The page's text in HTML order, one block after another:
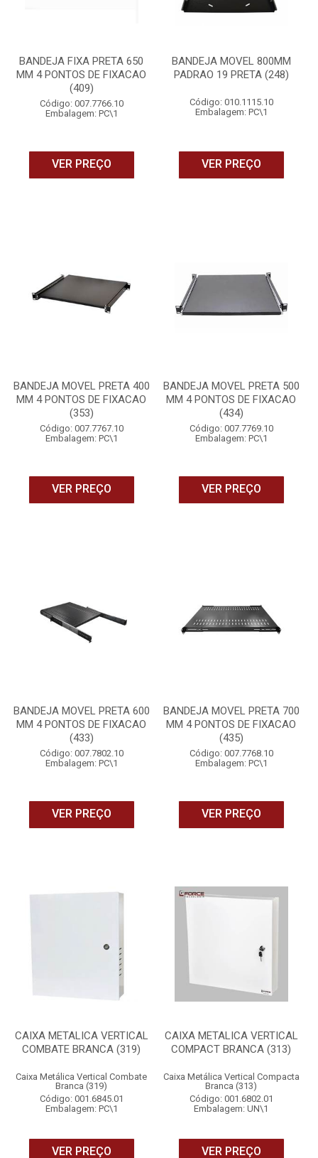
BANDEJA FIXA PRETA 650
MM 4 PONTOS DE FIXACAO
(409)
Código: 007.7766.10
Embalagem: PC\1
VER PREÇO
BANDEJA MOVEL 800MM
PADRAO 19 PRETA (248)
Código: 010.1115.10
Embalagem: PC\1
VER PREÇO
BANDEJA MOVEL PRETA 400
MM 4 PONTOS DE FIXACAO
(353)
Código: 007.7767.10
Embalagem: PC\1
VER PREÇO
BANDEJA MOVEL PRETA 500
MM 4 PONTOS DE FIXACAO
(434)
Código: 007.7769.10
Embalagem: PC\1
VER PREÇO
BANDEJA MOVEL PRETA 600
MM 4 PONTOS DE FIXACAO
(433)
Código: 007.7802.10
Embalagem: PC\1
VER PREÇO
BANDEJA MOVEL PRETA 700
MM 4 PONTOS DE FIXACAO
(435)
Código: 007.7768.10
Embalagem: PC\1
VER PREÇO
CAIXA METALICA VERTICAL
COMBATE BRANCA (319)
Caixa Metálica Vertical Combate
Branca (319)
Código: 001.6845.01
Embalagem: PC\1
VER PREÇO
CAIXA METALICA VERTICAL
COMPACT BRANCA (313)
Caixa Metálica Vertical Compacta
Branca (313)
Código: 001.6802.01
Embalagem: UN\1
VER PREÇO